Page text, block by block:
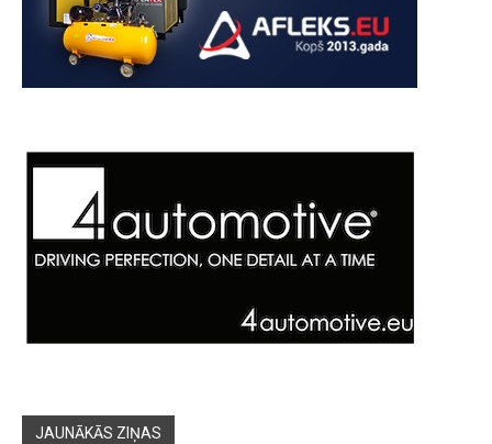
JAUNĀKĀS ZIŅAS